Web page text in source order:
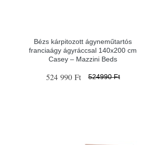
Bézs kárpitozott ágyneműtartós
franciaágy ágyráccsal 140x200 cm
Casey – Mazzini Beds
524 990 Ft 524990 Ft